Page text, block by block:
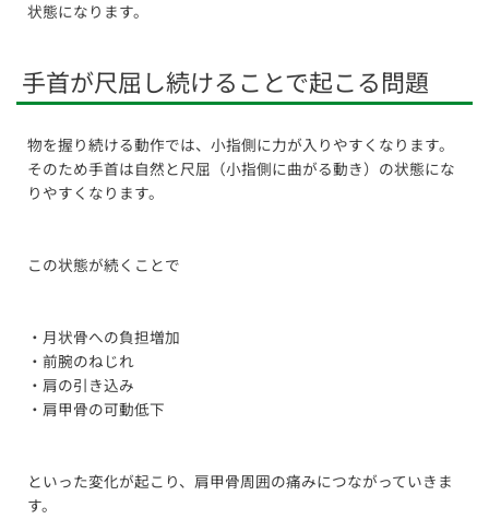
状態になります。
手首が尺屈し続けることで起こる問題
物を握り続ける動作では、小指側に力が入りやすくなります。
そのため手首は自然と尺屈（小指側に曲がる動き）の状態にな
りやすくなります。
この状態が続くことで
・月状骨への負担増加
・前腕のねじれ
・肩の引き込み
・肩甲骨の可動低下
といった変化が起こり、肩甲骨周囲の痛みにつながっていきま
す。